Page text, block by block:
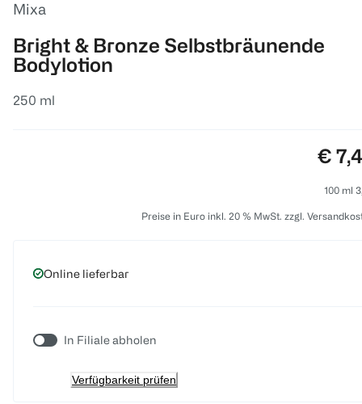
Mixa
Bright & Bronze Selbstbräunende
Bodylotion
250 ml
€
100 ml
Preise in Euro inkl. 20 % MwSt. zzgl.
Online lieferbar
In Filiale abholen
Verfügbarkeit prüfen